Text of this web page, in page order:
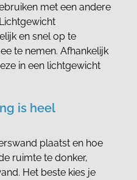
met een andere
en snel op te
te nemen. Afhankelijk
in een lichtgewicht
is heel
plaatst en hoe
ruimte te donker,
Het beste kies je